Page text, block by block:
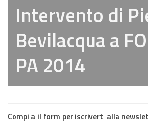
Intervento di
Bevilacqua a
PA 2014
Compila il form per iscriverti alla